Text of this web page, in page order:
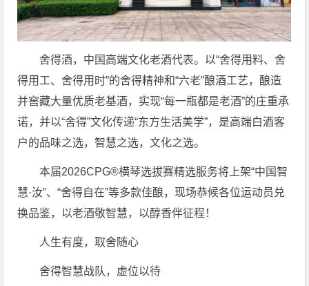
舍得酒，中国高端文化老酒代表。以“舍得用料、舍
得用工、舍得用时”的舍得精神和“六老”酿酒工艺，酿造
并窖藏大量优质老基酒，实现“每一瓶都是老酒”的庄重承
诺，并以“舍得”文化传递“东方生活美学”，是高端白酒客
户的品味之选，智慧之选，文化之选。
本届2026CPG®横琴选拔赛精选服务将上架“中国智
慧·汝”、“舍得自在”等多款佳酿，现场恭候各位运动员兑
换品鉴，以老酒敬智慧，以醇香伴征程！
人生有度，取舍随心
舍得智慧战队，虚位以待